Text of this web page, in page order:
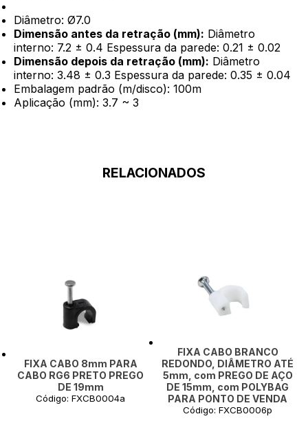
Diâmetro: Ø7.0
Dimensão antes da retração (mm): Diâmetro
interno: 7.2 ± 0.4 Espessura da parede: 0.21 ± 0.02
Dimensão depois da retração (mm): Diâmetro
interno: 3.48 ± 0.3 Espessura da parede: 0.35 ± 0.04
Embalagem padrão (m/disco): 100m
Aplicação (mm): 3.7 ~ 3
RELACIONADOS
FIXA CABO 8mm PARA
CABO RG6 PRETO PREGO
DE 19mm
Código: FXCB0004a
FIXA CABO BRANCO
REDONDO, DIÂMETRO ATÉ
5mm, com PREGO DE AÇO
DE 15mm, com POLYBAG
PARA PONTO DE VENDA
Código: FXCB0006p